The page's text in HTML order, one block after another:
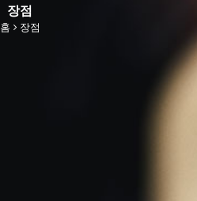
장점
홈 장점